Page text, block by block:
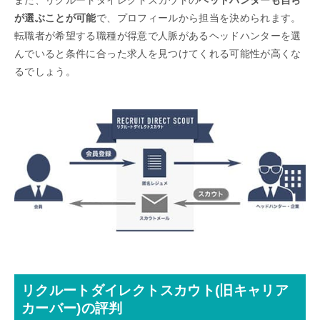
が選ぶことが可能で、プロフィールから担当を決められます。
転職者が希望する職種が得意で人脈があるヘッドハンターを選
んでいると条件に合った求人を見つけてくれる可能性が高くな
るでしょう。
リクルートダイレクトスカウト(旧キャリア
カーバー)の評判